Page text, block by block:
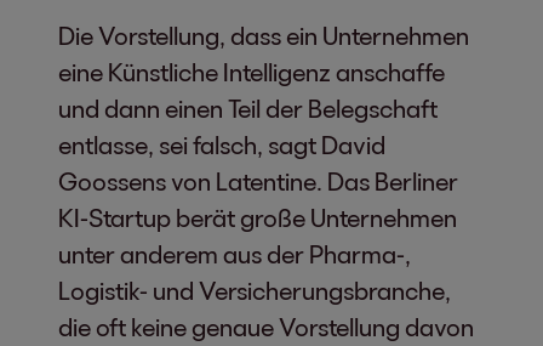
Die Vorstellung, dass ein Unternehmen
eine Künstliche Intelligenz anschaffe
und dann einen Teil der Belegschaft
entlasse, sei falsch, sagt David
Goossens von Latentine. Das Berliner
KI-Startup berät große Unternehmen
unter anderem aus der Pharma-,
Logistik- und Versicherungsbranche,
die oft keine genaue Vorstellung davon